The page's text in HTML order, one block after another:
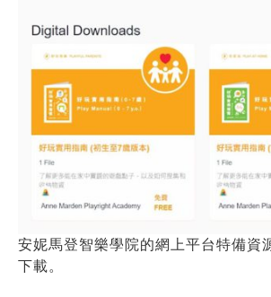
安妮馬登智樂學院的網上平台特備資
下載。